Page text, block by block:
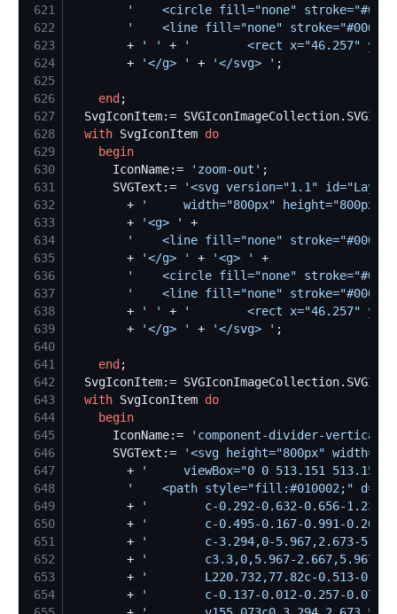
621
'
<circle fill="none"
622
'
<line fill="none"
623
        +
' ' + '
<rect x="46.257"
624
        +
'</g> ' + '</svg> '
625
626
end
627
SvgIconItem:=
628
with SvgIconItem do
629
begin
630
      IconName:=
' zoom-out '
631
      SVGText:=
'<svg version="1.1"
632
        +
'
width="800px" height="800px"
633
        +
'<g> '
634
'
<line fill="none"
635
        +
'</g> ' + '<g> '
636
'
<circle fill="none"
637
'
<line fill="none"
638
        +
' ' + '
<rect x="46.257"
639
        +
'</g> ' + '</svg> '
640
641
end
642
SvgIconItem:=
643
with SvgIconItem do
644
begin
645
      IconName:=
' component-divider-vertical
646
      SVGText:=
'<svg height="800px"
647
        +
'
viewBox="0 0 513.151
648
'
<path style="fill:#010002;"
649
        +
'
c-0.292-0.632-0.656-
650
        +
'
c-0.495-0.167-0.991-
651
        +
'
c-3.294,0-5.967,2.673-
652
        +
'
c3.3,0,5.967-
653
        +
'
L220.732,77.82c-0.513-
654
        +
'
c-0.137-0.012-0.257-